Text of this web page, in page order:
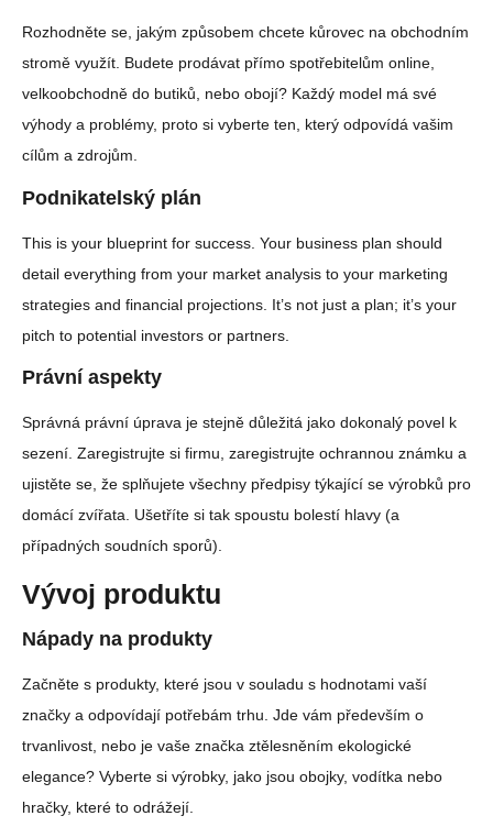
Rozhodněte se, jakým způsobem chcete kůrovec na obchodním
stromě využít. Budete prodávat přímo spotřebitelům online,
velkoobchodně do butiků, nebo obojí? Každý model má své
výhody a problémy, proto si vyberte ten, který odpovídá vašim
cílům a zdrojům.
Podnikatelský plán
This is your blueprint for success. Your business plan should
detail everything from your market analysis to your marketing
strategies and financial projections. It’s not just a plan; it’s your
pitch to potential investors or partners.
Právní aspekty
Správná právní úprava je stejně důležitá jako dokonalý povel k
sezení. Zaregistrujte si firmu, zaregistrujte ochrannou známku a
ujistěte se, že splňujete všechny předpisy týkající se výrobků pro
domácí zvířata. Ušetříte si tak spoustu bolestí hlavy (a
případných soudních sporů).
Vývoj produktu
Nápady na produkty
Začněte s produkty, které jsou v souladu s hodnotami vaší
značky a odpovídají potřebám trhu. Jde vám především o
trvanlivost, nebo je vaše značka ztělesněním ekologické
elegance? Vyberte si výrobky, jako jsou obojky, vodítka nebo
hračky, které to odrážejí.